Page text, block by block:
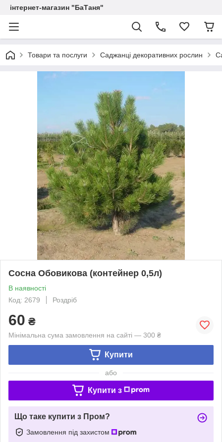
інтернет-магазин "БаТаня"
Товари та послуги Саджанці декоративних рослин
Сосна Обовикова (контейнер 0,5л)
В наявності
Код: 2679
Роздріб
60 ₴
Мінімальна сума замовлення на сайті — 300 ₴
Купити
або
Купити з
Що таке купити з Пром?
Замовлення під захистом